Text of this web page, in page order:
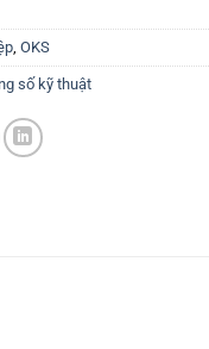
, OKS
số kỹ thuật